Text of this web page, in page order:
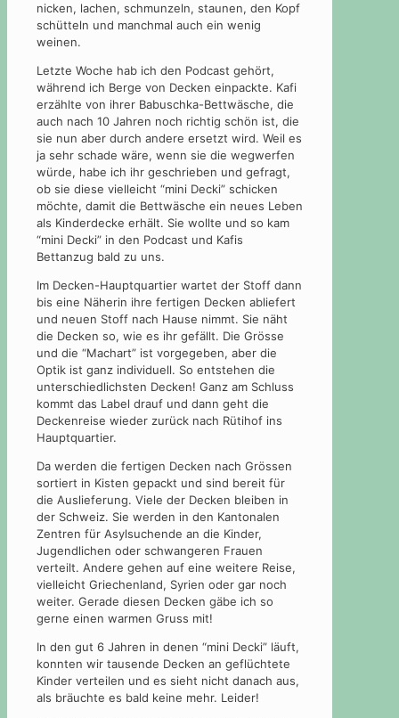
nicken, lachen, schmunzeln, staunen, den Kopf
schütteln und manchmal auch ein wenig
weinen.
Letzte Woche hab ich den Podcast gehört,
während ich Berge von Decken einpackte. Kafi
erzählte von ihrer Babuschka-Bettwäsche, die
auch nach 10 Jahren noch richtig schön ist, die
sie nun aber durch andere ersetzt wird. Weil es
ja sehr schade wäre, wenn sie die wegwerfen
würde, habe ich ihr geschrieben und gefragt,
ob sie diese vielleicht “mini Decki” schicken
möchte, damit die Bettwäsche ein neues Leben
als Kinderdecke erhält. Sie wollte und so kam
“mini Decki” in den Podcast und Kafis
Bettanzug bald zu uns.
Im Decken-Hauptquartier wartet der Stoff dann
bis eine Näherin ihre fertigen Decken abliefert
und neuen Stoff nach Hause nimmt. Sie näht
die Decken so, wie es ihr gefällt. Die Grösse
und die “Machart” ist vorgegeben, aber die
Optik ist ganz individuell. So entstehen die
unterschiedlichsten Decken! Ganz am Schluss
kommt das Label drauf und dann geht die
Deckenreise wieder zurück nach Rütihof ins
Hauptquartier.
Da werden die fertigen Decken nach Grössen
sortiert in Kisten gepackt und sind bereit für
die Auslieferung. Viele der Decken bleiben in
der Schweiz. Sie werden in den Kantonalen
Zentren für Asylsuchende an die Kinder,
Jugendlichen oder schwangeren Frauen
verteilt. Andere gehen auf eine weitere Reise,
vielleicht Griechenland, Syrien oder gar noch
weiter. Gerade diesen Decken gäbe ich so
gerne einen warmen Gruss mit!
In den gut 6 Jahren in denen “mini Decki” läuft,
konnten wir tausende Decken an geflüchtete
Kinder verteilen und es sieht nicht danach aus,
als bräuchte es bald keine mehr. Leider!